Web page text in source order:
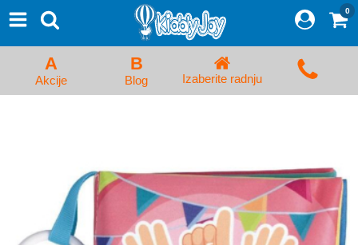
Proizvodi
Početna Prijava/Registracija
Kolica za bebe i dečija kolica
Kreveci, ljuljaške i ležaljke
Kadice, noše i adapteri
0
A
Akcije
B
Blog Izaberite radnju